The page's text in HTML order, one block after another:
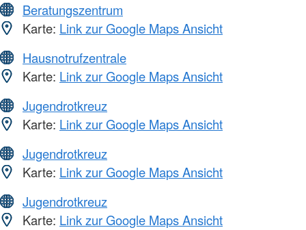
Beratungszentrum
Karte: Link zur Google Maps Ansicht
Hausnotrufzentrale
Karte: Link zur Google Maps Ansicht
Jugendrotkreuz
Karte: Link zur Google Maps Ansicht
Jugendrotkreuz
Karte: Link zur Google Maps Ansicht
Jugendrotkreuz
Karte: Link zur Google Maps Ansicht